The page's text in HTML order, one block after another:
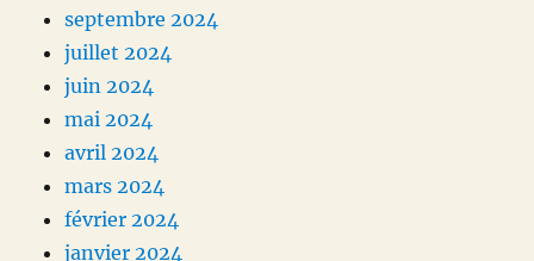
septembre 2024
juillet 2024
juin 2024
mai 2024
avril 2024
mars 2024
février 2024
janvier 2024